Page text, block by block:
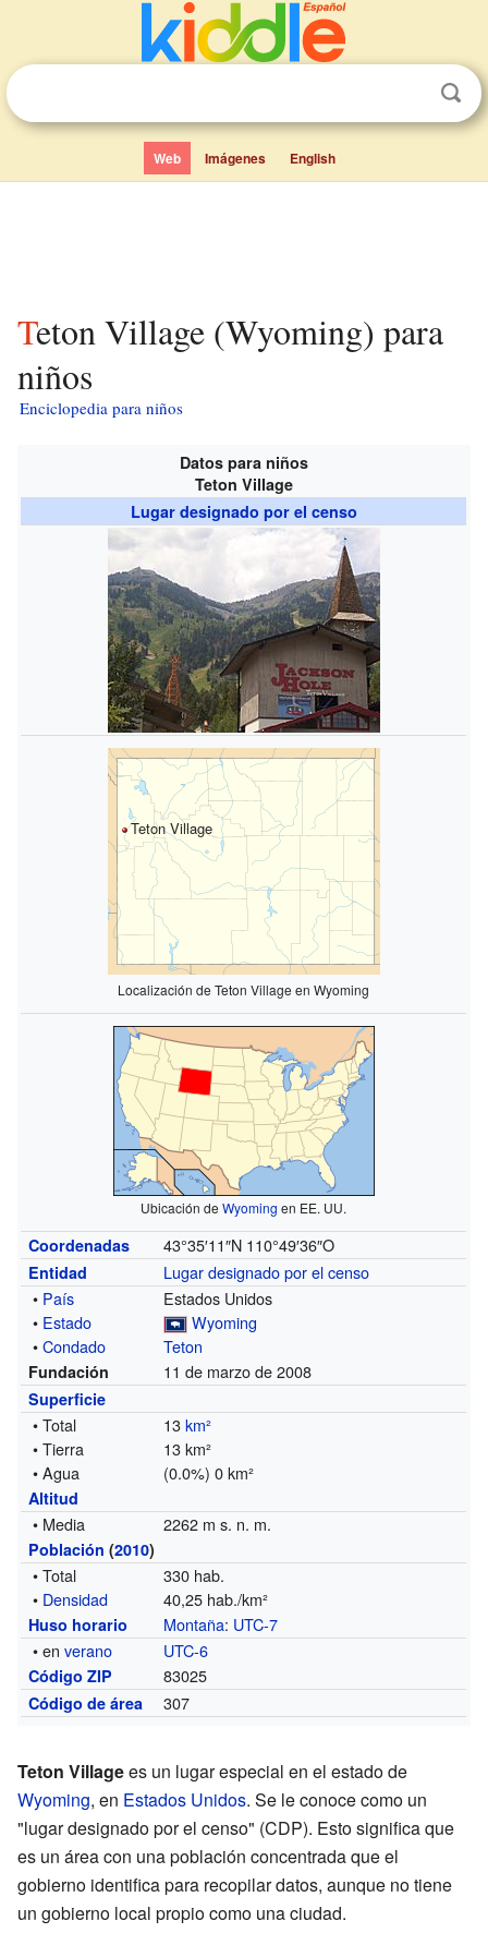
Web Imágenes English
Teton Village (Wyoming) para
niños
Enciclopedia para niños
Datos para niños
Teton Village
Lugar designado por el censo
Teton Village
Localización de Teton Village en Wyoming
Ubicación deWyoming en EE. UU.
Coordenadas 43°35′11″N 110°49′36″O
Entidad
Lugar designado por el censo
• País
Estados Unidos
• Estado
Wyoming
•Condado Teton
Fundación 11 de marzo de 2008
Superficie
• Total 13km²
• Tierra
13 km²
• Agua
(0.0%) 0 km²
Altitud
• Media 2262 m s. n. m.
Población (2010)
• Total
330 hab.
• Densidad 40,25 hab./km²
Huso horario Montaña: UTC-7
• enverano UTC-6
Código ZIP 83025
Código de área 307
Teton Villagees un lugar especial en el estado de
Wyoming, en Estados Unidos. Se le conoce como un
"lugar designado por el censo" (CDP). Esto significa que
es un área con una población concentrada que el
gobierno identifica para recopilar datos, aunque no tiene
un gobierno local propio como una ciudad.